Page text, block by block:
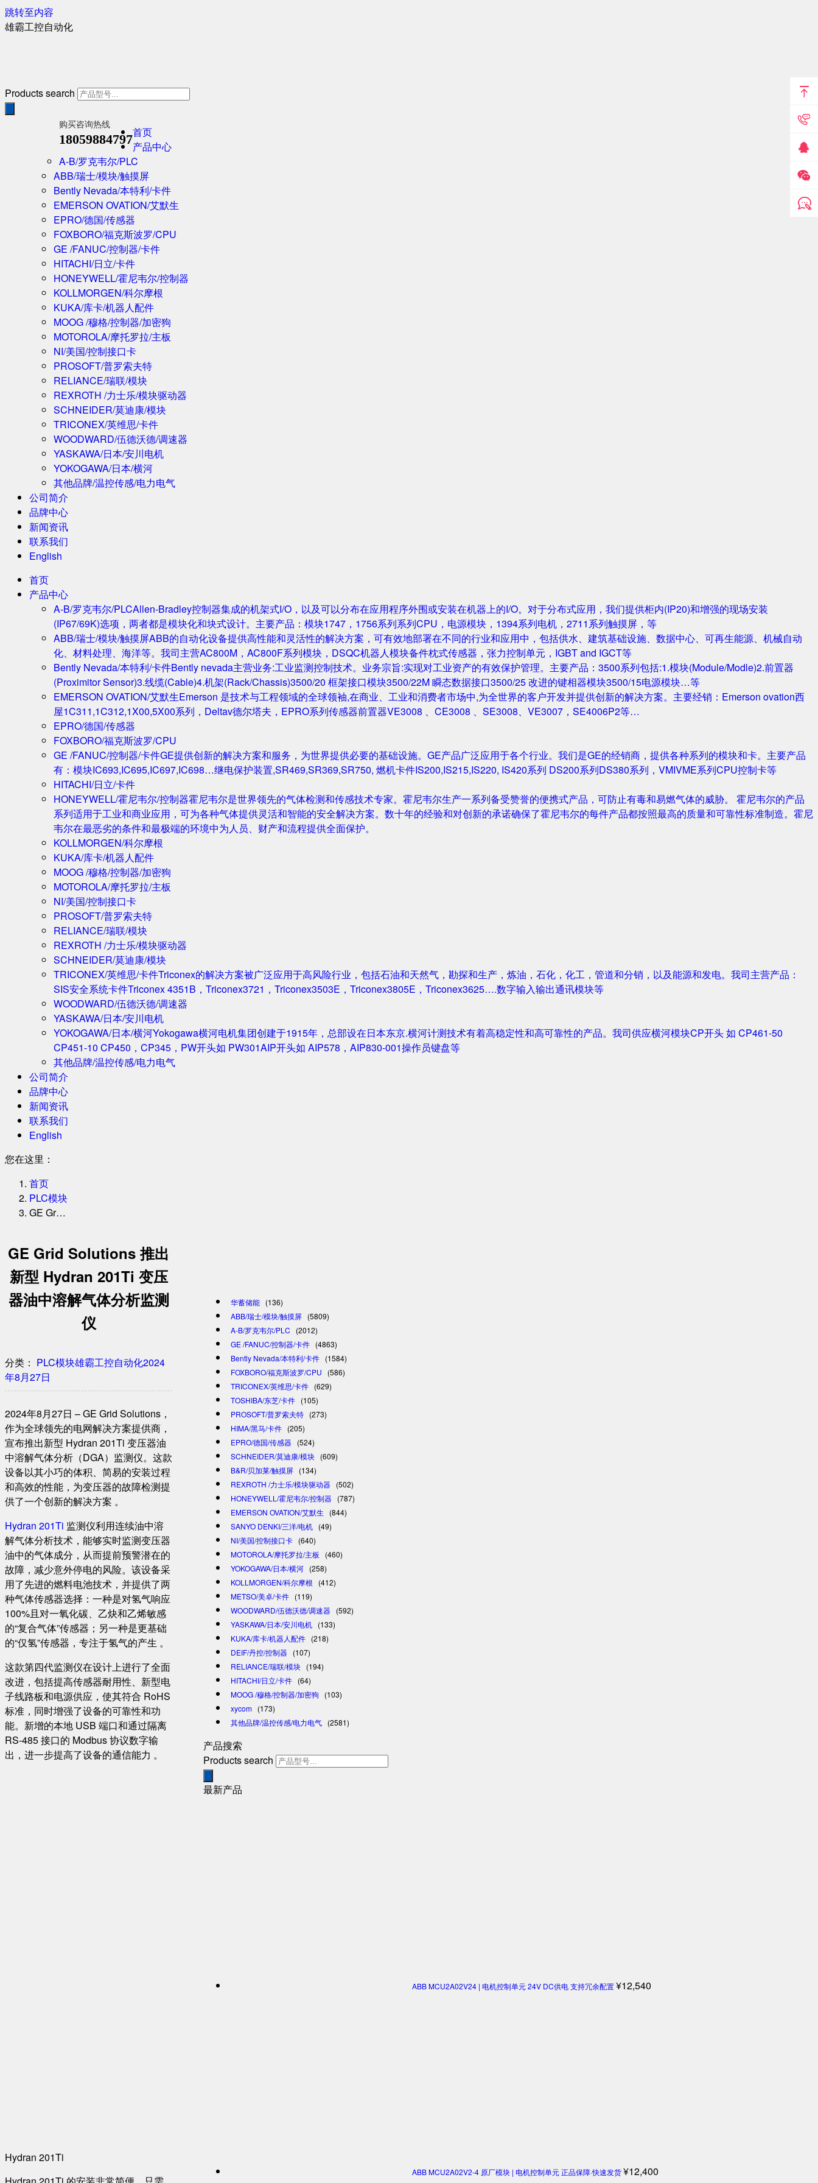
跳转至内容
雄霸工控自动化
Products search
购买咨询热线
18059884797首页
产品中心
A-B/罗克韦尔/PLC
ABB/瑞士/模块/触摸屏
Bently Nevada/本特利/卡件
EMERSON OVATION/艾默生
EPRO/德国/传感器
FOXBORO/福克斯波罗/CPU
GE /FANUC/控制器/卡件
HITACHI/日立/卡件
HONEYWELL/霍尼韦尔/控制器
KOLLMORGEN/科尔摩根
KUKA/库卡/机器人配件
MOOG /穆格/控制器/加密狗
MOTOROLA/摩托罗拉/主板
NI/美国/控制接口卡
PROSOFT/普罗索夫特
RELIANCE/瑞联/模块
REXROTH /力士乐/模块驱动器
SCHNEIDER/莫迪康/模块
TRICONEX/英维思/卡件
WOODWARD/伍德沃德/调速器
YASKAWA/日本/安川电机
YOKOGAWA/日本/横河
其他品牌/温控传感/电力电气
公司简介
品牌中心
新闻资讯
联系我们
English
首页
产品中心
A-B/罗克韦尔/PLCAllen-Bradley控制器集成的机架式I/O，以及可以分布在应用程序外围或安装在机器上的I/O。对于分布式应用，我们提供柜内(IP20)和增强的现场安装
(IP67/69K)选项，两者都是模块化和块式设计。主要产品：模块1747，1756系列系列CPU，电源模块，1394系列电机，2711系列触摸屏，等
ABB/瑞士/模块/触摸屏ABB的自动化设备提供高性能和灵活性的解决方案，可有效地部署在不同的行业和应用中，包括供水、建筑基础设施、数据中心、可再生能源、机械自动
化、材料处理、海洋等。我司主营AC800M，AC800F系列模块，DSQC机器人模块备件枕式传感器，张力控制单元，IGBT and IGCT等
Bently Nevada/本特利/卡件Bently nevada主营业务:工业监测控制技术。业务宗旨:实现对工业资产的有效保护管理。主要产品：3500系列包括:1.模块(Module/Modle)2.前置器
(Proximitor Sensor)3.线缆(Cable)4.机架(Rack/Chassis)3500/20 框架接口模块3500/22M 瞬态数据接口3500/25 改进的键相器模块3500/15电源模块…等
EMERSON OVATION/艾默生Emerson 是技术与工程领域的全球领袖,在商业、工业和消费者市场中,为全世界的客户开发并提供创新的解决方案。主要经销：Emerson ovation西
屋1C311,1C312,1X00,5X00系列，Deltav德尔塔夫，EPRO系列传感器前置器VE3008 、CE3008 、SE3008、VE3007，SE4006P2等…
EPRO/德国/传感器
FOXBORO/福克斯波罗/CPU
GE /FANUC/控制器/卡件GE提供创新的解决方案和服务，为世界提供必要的基础设施。GE产品广泛应用于各个行业。我们是GE的经销商，提供各种系列的模块和卡。主要产品
有：模块IC693,IC695,IC697,IC698…继电保护装置,SR469,SR369,SR750, 燃机卡件IS200,IS215,IS220, IS420系列 DS200系列DS380系列，VMIVME系列CPU控制卡等
HITACHI/日立/卡件
HONEYWELL/霍尼韦尔/控制器霍尼韦尔是世界领先的气体检测和传感技术专家。霍尼韦尔生产一系列备受赞誉的便携式产品，可防止有毒和易燃气体的威胁。 霍尼韦尔的产品
系列适用于工业和商业应用，可为各种气体提供灵活和智能的安全解决方案。数十年的经验和对创新的承诺确保了霍尼韦尔的每件产品都按照最高的质量和可靠性标准制造。霍尼
韦尔在最恶劣的条件和最极端的环境中为人员、财产和流程提供全面保护。
KOLLMORGEN/科尔摩根
KUKA/库卡/机器人配件
MOOG /穆格/控制器/加密狗
MOTOROLA/摩托罗拉/主板
NI/美国/控制接口卡
PROSOFT/普罗索夫特
RELIANCE/瑞联/模块
REXROTH /力士乐/模块驱动器
SCHNEIDER/莫迪康/模块
TRICONEX/英维思/卡件Triconex的解决方案被广泛应用于高风险行业，包括石油和天然气，勘探和生产，炼油，石化，化工，管道和分销，以及能源和发电。我司主营产品：
SIS安全系统卡件Triconex 4351B，Triconex3721，Triconex3503E，Triconex3805E，Triconex3625….数字输入输出通讯模块等
WOODWARD/伍德沃德/调速器
YASKAWA/日本/安川电机
YOKOGAWA/日本/横河Yokogawa横河电机集团创建于1915年，总部设在日本东京.横河计测技术有着高稳定性和高可靠性的产品。我司供应横河模块CP开头 如 CP461-50
CP451-10 CP450，CP345，PW开头如 PW301AIP开头如 AIP578，AIP830-001操作员键盘等
其他品牌/温控传感/电力电气
公司简介
品牌中心
新闻资讯
联系我们
English
您在这里：
首页
PLC模块
GE Gr…
GE Grid Solutions 推出
新型 Hydran 201Ti 变压
器油中溶解气体分析监测
仪
分类： PLC模块雄霸工控自动化2024
年8月27日
2024年8月27日 – GE Grid Solutions，
作为全球领先的电网解决方案提供商，
宣布推出新型 Hydran 201Ti 变压器油
中溶解气体分析（DGA）监测仪。这款
设备以其小巧的体积、简易的安装过程
和高效的性能，为变压器的故障检测提
供了一个创新的解决方案 。
Hydran 201Ti 监测仪利用连续油中溶
解气体分析技术，能够实时监测变压器
油中的气体成分，从而提前预警潜在的
故障，减少意外停电的风险。该设备采
用了先进的燃料电池技术，并提供了两
种气体传感器选择：一种是对氢气响应
100%且对一氧化碳、乙炔和乙烯敏感
的“复合气体”传感器；另一种是更基础
的“仅氢”传感器，专注于氢气的产生 。
这款第四代监测仪在设计上进行了全面
改进，包括提高传感器耐用性、新型电
子线路板和电源供应，使其符合 RoHS
标准，同时增强了设备的可靠性和功
能。新增的本地 USB 端口和通过隔离
RS-485 接口的 Modbus 协议数字输
出，进一步提高了设备的通信能力 。
Hydran 201Ti
华蓄储能 (136)
ABB/瑞士/模块/触摸屏 (5809)
A-B/罗克韦尔/PLC
(2012)
GE /FANUC/控制器/卡件 (4863)
Bently Nevada/本特利/卡件 (1584)
FOXBORO/福克斯波罗/CPU
(586)
TRICONEX/英维思/卡件 (629)
TOSHIBA/东芝/卡件 (105)
PROSOFT/普罗索夫特 (273)
HIMA/黑马/卡件 (205)
EPRO/德国/传感器 (524)
SCHNEIDER/莫迪康/模块 (609)
B&R/贝加莱/触摸屏 (134)
REXROTH /力士乐/模块驱动器 (502)
HONEYWELL/霍尼韦尔/控制器 (787)
EMERSON OVATION/艾默生
(844)
SANYO DENKI/三洋/电机 (49)
NI/美国/控制接口卡 (640)
MOTOROLA/摩托罗拉/主板
(460)
YOKOGAWA/日本/横河 (258)
KOLLMORGEN/科尔摩根
(412)
METSO/美卓/卡件 (119)
WOODWARD/伍德沃德/调速器 (592)
YASKAWA/日本/安川电机 (133)
KUKA/库卡/机器人配件 (218)
DEIF/丹控/控制器 (107)
RELIANCE/瑞联/模块 (194)
HITACHI/日立/卡件 (64)
MOOG /穆格/控制器/加密狗
(103)
xycom (173)
其他品牌/温控传感/电力电气 (2581)
产品搜索
Products search
最新产品
ABB MCU2A02V24 | 电机控制单元 24V DC供电 支持冗余配置¥12,540
ABB MCU2A02V2-4 原厂模块 | 电机控制单元 正品保障·快速发货¥12,400